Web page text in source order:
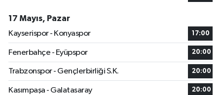
17 Mayıs, Pazar
Kayserispor - Konyaspor
17:00
Fenerbahçe - Eyüpspor 20:00
Trabzonspor - Gençlerbirliği S.K. 20:00
Kasımpaşa - Galatasaray 20:00